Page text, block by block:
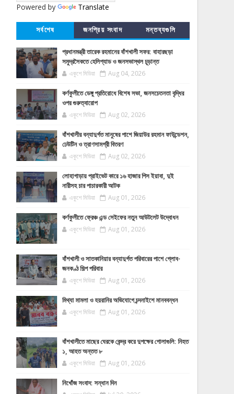
Powered by Translate
সর্বশেষ জনপ্রিয় সংবাদ মন্তব্যগুলি
প্রধানমন্ত্রী তারেক রহমানের বাঁশখালী সফর: বাহারছড়া
সমুদ্রসৈকতে হেলিপ্যাড ও জনসভাস্থল চূড়ান্ত
একুশে মিডিয়া Aug 04, 2026
কর্ণফুলীতে ডেঙ্গু প্রতিরোধে বিশেষ সভা, জনসচেতনতা বৃদ্ধির
ওপর গুরুত্বারোপ
একুশে মিডিয়া Aug 02, 2026
বাঁশখালীর বন্যাদুর্গত মানুষের পাশে জিয়াউর রহমান ফাউন্ডেশন,
ঢেউটিন ও ত্রাণসামগ্রী বিতরণ
একুশে মিডিয়া Aug 02, 2026
লোহাগাড়ায় প্রাইভেট কারে ১৬ হাজার পিস ইয়াবা, দুই
নারীসহ চার পাচারকারী আটক
একুশে মিডিয়া Aug 01, 2026
কর্ণফুলীতে ফ্রেঞ্চ এন্ড সেইফের নতুন আউটলেট উদ্বোধন
একুশে মিডিয়া Aug 01, 2026
বাঁশখালী ও সাতকানিয়ার বন্যাদুর্গত পরিবারের পাশে গ্লোব-
জনকণ্ঠ শিল্প পরিবার
একুশে মিডিয়া Aug 01, 2026
মিথ্যা মামলা ও হয়রানির অভিযোগে চন্দনাইশে মানববন্ধন
একুশে মিডিয়া Aug 01, 2026
বাঁশখালীতে মাছের ঘেরকে কেন্দ্র করে দুপক্ষের গোলাগুলি: নিহত
১, আহত অন্তত ৮
একুশে মিডিয়া Aug 01, 2026
নিখোঁজ সংবাদ: সন্ধান দিন